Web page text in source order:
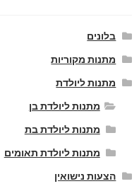
בלונים
מתנות מקוריות
מתנות ליולדת
מתנות ליולדת בן
מתנות ליולדת בת
מתנות ליולדת תאומים
הצעות נישואין